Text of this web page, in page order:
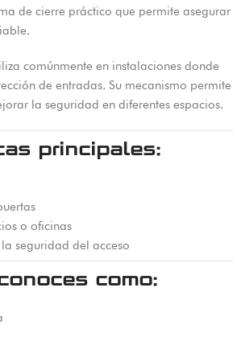
de cierre práctico que permite asegurar
comúnmente en instalaciones donde
de entradas. Su mecanismo permite
la seguridad en diferentes espacios.
principales:
o oficinas
seguridad del acceso
como: